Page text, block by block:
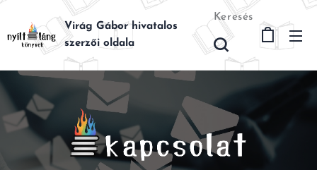
Virág Gábor hivatalos
szerzői oldala
Keresés